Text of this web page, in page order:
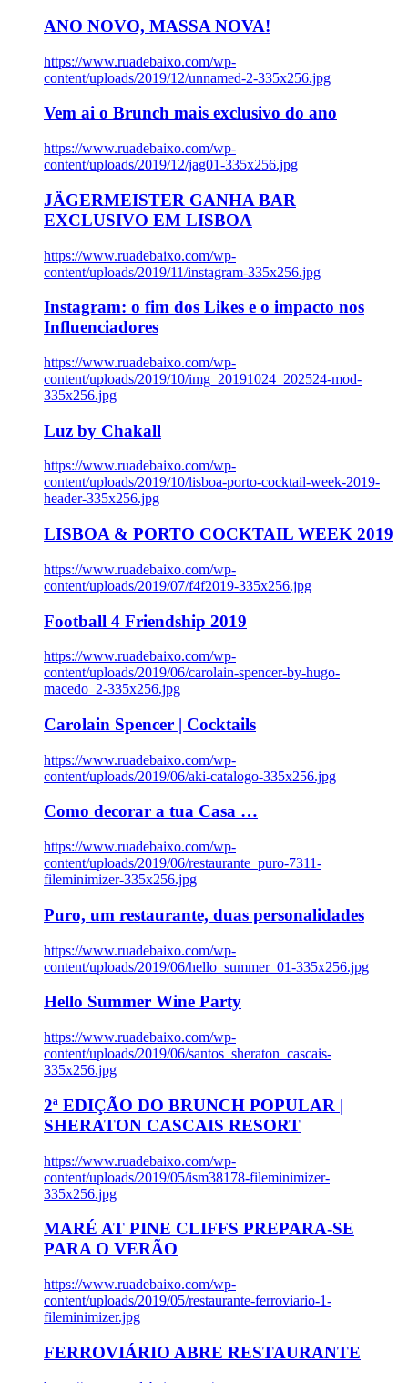
ANO NOVO, MASSA NOVA!
https://www.ruadebaixo.com/wp-
content/uploads/2019/12/unnamed-2-335x256.jpg
Vem ai o Brunch mais exclusivo do ano
https://www.ruadebaixo.com/wp-
content/uploads/2019/12/jag01-335x256.jpg
JÄGERMEISTER GANHA BAR
EXCLUSIVO EM LISBOA
https://www.ruadebaixo.com/wp-
content/uploads/2019/11/instagram-335x256.jpg
Instagram: o fim dos Likes e o impacto nos
Influenciadores
https://www.ruadebaixo.com/wp-
content/uploads/2019/10/img_20191024_202524-mod-
335x256.jpg
Luz by Chakall
https://www.ruadebaixo.com/wp-
content/uploads/2019/10/lisboa-porto-cocktail-week-2019-
header-335x256.jpg
LISBOA & PORTO COCKTAIL WEEK 2019
https://www.ruadebaixo.com/wp-
content/uploads/2019/07/f4f2019-335x256.jpg
Football 4 Friendship 2019
https://www.ruadebaixo.com/wp-
content/uploads/2019/06/carolain-spencer-by-hugo-
macedo_2-335x256.jpg
Carolain Spencer | Cocktails
https://www.ruadebaixo.com/wp-
content/uploads/2019/06/aki-catalogo-335x256.jpg
Como decorar a tua Casa …
https://www.ruadebaixo.com/wp-
content/uploads/2019/06/restaurante_puro-7311-
fileminimizer-335x256.jpg
Puro, um restaurante, duas personalidades
https://www.ruadebaixo.com/wp-
content/uploads/2019/06/hello_summer_01-335x256.jpg
Hello Summer Wine Party
https://www.ruadebaixo.com/wp-
content/uploads/2019/06/santos_sheraton_cascais-
335x256.jpg
2ª EDIÇÃO DO BRUNCH POPULAR |
SHERATON CASCAIS RESORT
https://www.ruadebaixo.com/wp-
content/uploads/2019/05/ism38178-fileminimizer-
335x256.jpg
MARÉ AT PINE CLIFFS PREPARA-SE
PARA O VERÃO
https://www.ruadebaixo.com/wp-
content/uploads/2019/05/restaurante-ferroviario-1-
fileminimizer.jpg
FERROVIÁRIO ABRE RESTAURANTE